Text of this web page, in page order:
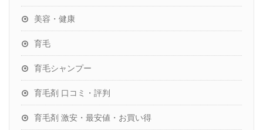
美容・健康
育毛
育毛シャンプー
育毛剤 口コミ・評判
育毛剤 激安・最安値・お買い得